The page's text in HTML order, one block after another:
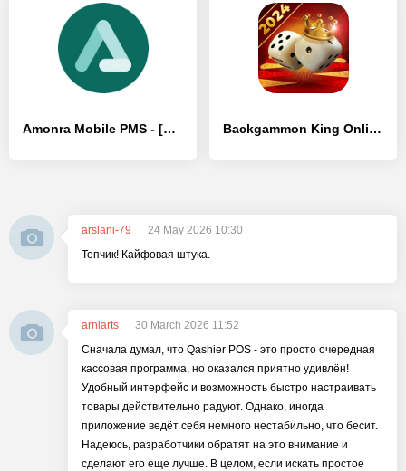
Amonra Mobile PMS - [Премиум версия] Backgammon King Online
arslani-79
24 May 2026 10:30
Топчик! Кайфовая штука.
arniarts
30 March 2026 11:52
Сначала думал, что Qashier POS - это просто очередная
кассовая программа, но оказался приятно удивлён!
Удобный интерфейс и возможность быстро настраивать
товары действительно радуют. Однако, иногда
приложение ведёт себя немного нестабильно, что бесит.
Надеюсь, разработчики обратят на это внимание и
сделают его еще лучше. В целом, если искать простое